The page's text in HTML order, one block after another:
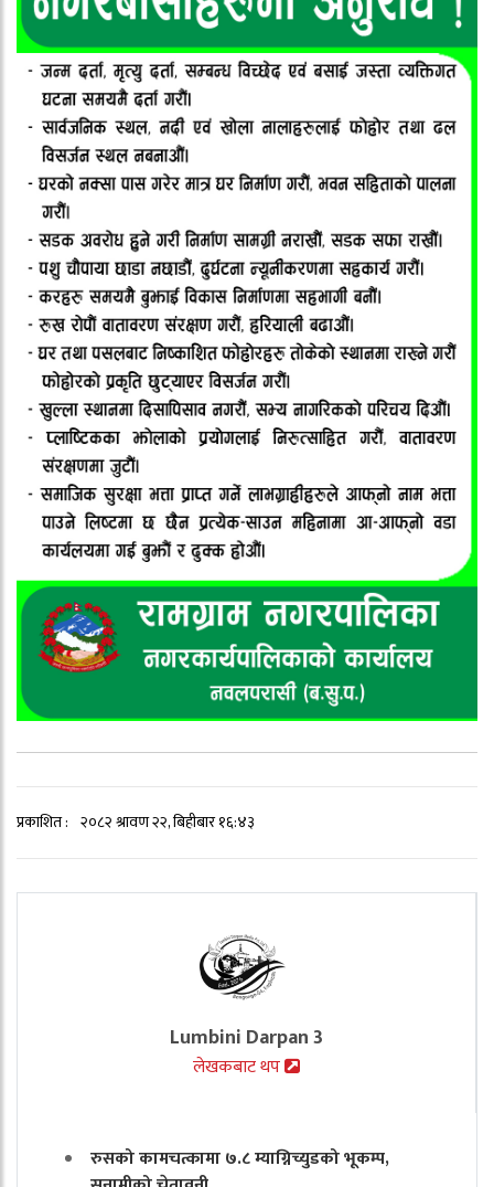
प्रकाशित : २०८२ श्रावण २२, बिहीबार १६:४३
Lumbini Darpan 3
लेखकबाट थप
रुसको कामचत्कामा ७.८ म्याग्निच्युडको भूकम्प,